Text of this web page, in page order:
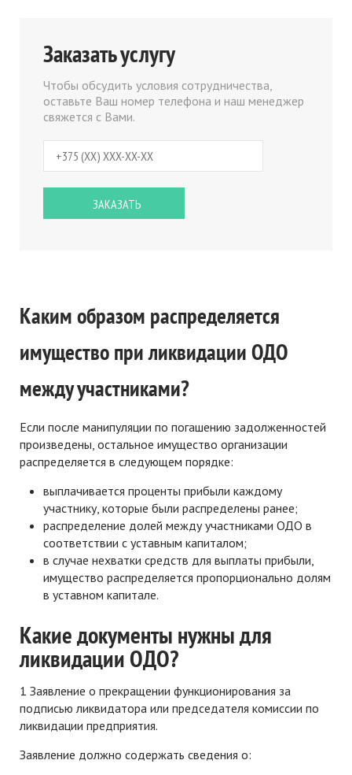
Заказать услугу
Чтобы обсудить условия сотрудничества,
оставьте Ваш номер телефона и наш менеджер
свяжется с Вами.
Каким образом распределяется
имущество приликвидации ОДО
между участниками?
Если после манипуляции по погашению задолженностей
произведены, остальное имущество организации
распределяется в следующем порядке:
выплачивается проценты прибыли каждому
участнику, которые были распределены ранее;
распределение долей между участниками ОДО в
соответствии с уставным капиталом;
в случае нехватки средств для выплаты прибыли,
имущество распределяется пропорционально долям
в уставном капитале.
Какие документы нужны для
ликвидации ОДО?
1 Заявление о прекращении функционирования за
подписью ликвидатора или председателя комиссии по
ликвидации предприятия.
Заявление должно содержать сведения о: